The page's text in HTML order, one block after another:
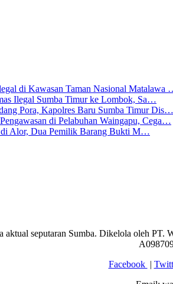
di Kawasan Taman Nasional Matalawa
Ilegal Sumba Timur ke Lombok, Sa…
Pora, Kapolres Baru Sumba Timur Dis…
di Pelabuhan Waingapu, Cega…
Alor, Dua Pemilik Barang Bukti M…
aktual seputaran Sumba. Dikelola oleh
Facebook |